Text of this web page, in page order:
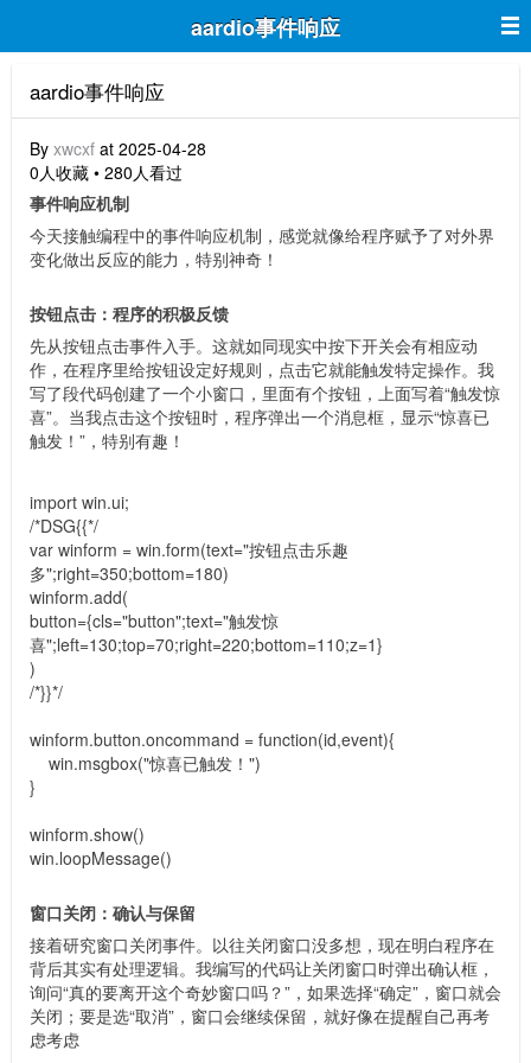
aardio事件响应
aardio事件响应
By xwcxf at 2025-04-28
0人收藏 • 280人看过
事件响应机制
今天接触编程中的事件响应机制，感觉就像给程序赋予了对外界
变化做出反应的能力，特别神奇！
按钮点击：程序的积极反馈
先从按钮点击事件入手。这就如同现实中按下开关会有相应动
作，在程序里给按钮设定好规则，点击它就能触发特定操作。我
写了段代码创建了一个小窗口，里面有个按钮，上面写着“触发惊
喜”。当我点击这个按钮时，程序弹出一个消息框，显示“惊喜已
触发！”，特别有趣！
import win.ui;
/*DSG{{*/
var winform = win.form(text="按钮点击乐趣
多";right=350;bottom=180)
winform.add(
button={cls="button";text="触发惊
喜";left=130;top=70;right=220;bottom=110;z=1}
)
/*}}*/
winform.button.oncommand = function(id,event){
win.msgbox("惊喜已触发！")
}
winform.show()
win.loopMessage()
窗口关闭：确认与保留
接着研究窗口关闭事件。以往关闭窗口没多想，现在明白程序在
背后其实有处理逻辑。我编写的代码让关闭窗口时弹出确认框，
询问“真的要离开这个奇妙窗口吗？”，如果选择“确定”，窗口就会
关闭；要是选“取消”，窗口会继续保留，就好像在提醒自己再考
虑考虑